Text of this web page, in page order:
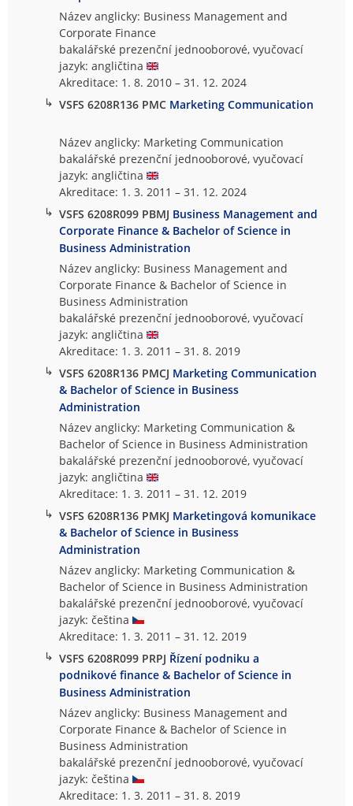
Název anglicky: Business Management and
Corporate Finance
bakalářské prezenční jednooborové, vyučovací
jazyk: angličtina
Akreditace: 1. 8. 2010 – 31. 12. 2024
↳ VSFS 6208R136 PMC Marketing Communication
Název anglicky: Marketing Communication
bakalářské prezenční jednooborové, vyučovací
jazyk: angličtina
Akreditace: 1. 3. 2011 – 31. 12. 2024
↳ VSFS 6208R099 PBMJ Business Management and
Corporate Finance & Bachelor of Science in
Business Administration
Název anglicky: Business Management and
Corporate Finance & Bachelor of Science in
Business Administration
bakalářské prezenční jednooborové, vyučovací
jazyk: angličtina
Akreditace: 1. 3. 2011 – 31. 8. 2019
↳ VSFS 6208R136 PMCJ Marketing Communication
& Bachelor of Science in Business
Administration
Název anglicky: Marketing Communication &
Bachelor of Science in Business Administration
bakalářské prezenční jednooborové, vyučovací
jazyk: angličtina
Akreditace: 1. 3. 2011 – 31. 12. 2019
↳ VSFS 6208R136 PMKJ Marketingová komunikace
& Bachelor of Science in Business
Administration
Název anglicky: Marketing Communication &
Bachelor of Science in Business Administration
bakalářské prezenční jednooborové, vyučovací
jazyk: čeština
Akreditace: 1. 3. 2011 – 31. 12. 2019
↳ VSFS 6208R099 PRPJ Řízení podniku a
podnikové finance & Bachelor of Science in
Business Administration
Název anglicky: Business Management and
Corporate Finance & Bachelor of Science in
Business Administration
bakalářské prezenční jednooborové, vyučovací
jazyk: čeština
Akreditace: 1. 3. 2011 – 31. 8. 2019